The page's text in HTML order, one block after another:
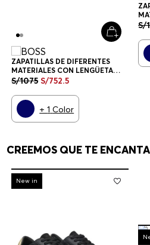
ZAPATILLAS DE DIFERENTES
MATERIALES CON LENGÜETA
TRASERA EN CONTRASTE
S/1075 S/752.5
+1 Color
S/
CREEMOS QUE TE
-30%
New in
-